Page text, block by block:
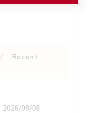
Recent
2026/08/08